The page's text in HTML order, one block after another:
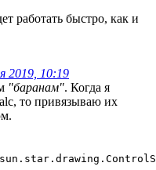
работать быстро, как и
2019, 10:19
"баранам". Когда я
то привязываю их